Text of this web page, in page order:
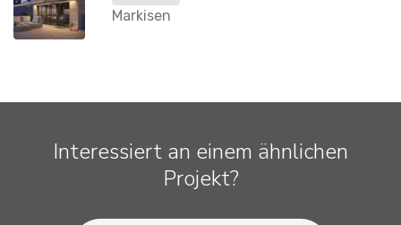
Markisen
Interessiert an einem ähnlichen
Projekt?